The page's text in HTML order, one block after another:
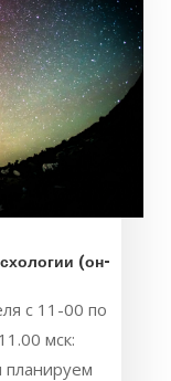
(он-
с 11-00 по
мск: